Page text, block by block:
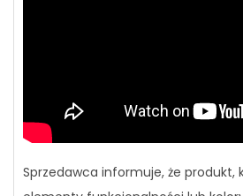
Sprzedawca informuje, że